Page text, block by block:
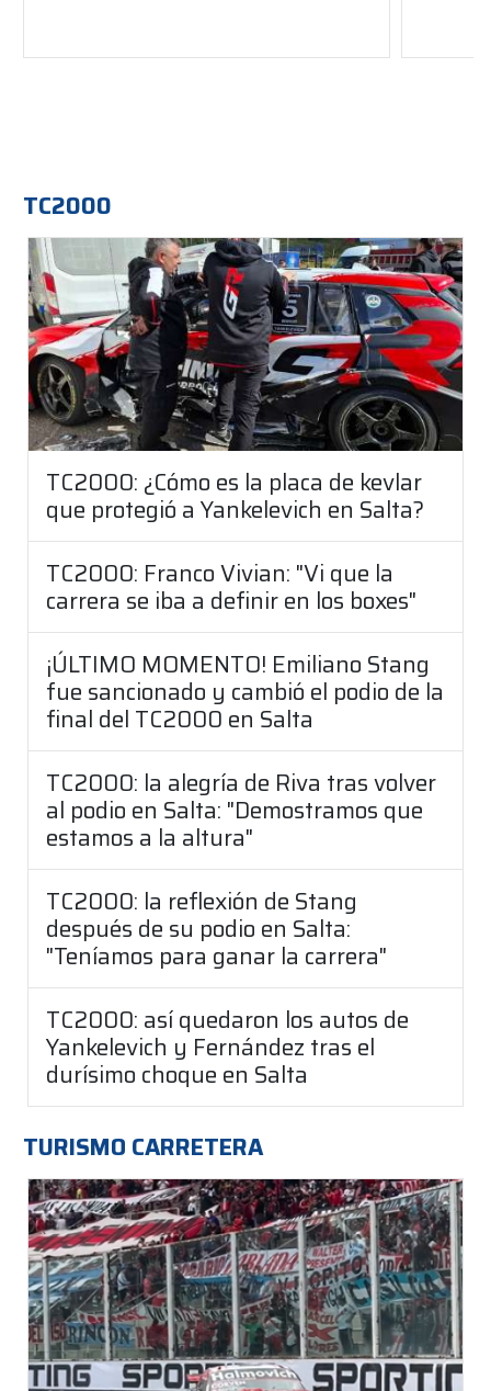
TC2000
TC2000: ¿Cómo es la placa de kevlar
que protegió a Yankelevich en Salta?
TC2000: Franco Vivian: "Vi que la
carrera se iba a definir en los boxes"
¡ÚLTIMO MOMENTO! Emiliano Stang
fue sancionado y cambió el podio de la
final del TC2000 en Salta
TC2000: la alegría de Riva tras volver
al podio en Salta: "Demostramos que
estamos a la altura"
TC2000: la reflexión de Stang
después de su podio en Salta:
"Teníamos para ganar la carrera"
TC2000: así quedaron los autos de
Yankelevich y Fernández tras el
durísimo choque en Salta
TURISMO CARRETERA